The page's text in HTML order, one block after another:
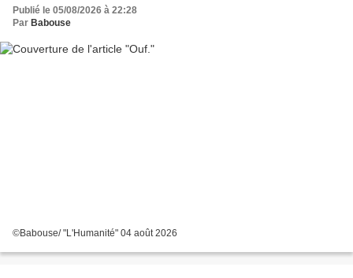
Publié le 05/08/2026 à 22:28
Par Babouse
©Babouse/ "L'Humanité" 04 août 2026